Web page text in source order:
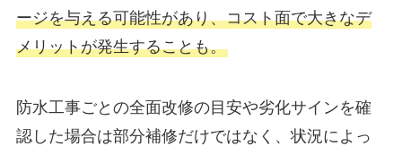
ージを与える可能性があり、コスト面で大きなデ
メリットが発生することも。
防水工事ごとの全面改修の目安や劣化サインを確
認した場合は部分補修だけではなく、状況によっ